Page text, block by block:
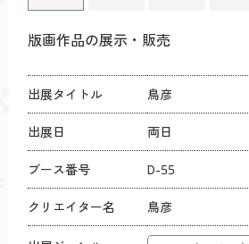
版画作品の展示・販売
出展タイトル 鳥彦
出展日 両日
ブース番号 D-55
クリエイター名 鳥彦